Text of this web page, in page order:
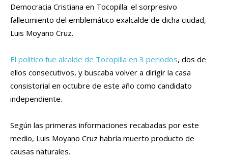
Democracia Cristiana en Tocopilla: el sorpresivo
fallecimiento del emblemático exalcalde de dicha ciudad,
Luis Moyano Cruz.
El político fue alcalde de Tocopilla en 3 periodos, dos de
ellos consecutivos, y buscaba volver a dirigir la casa
consistorial en octubre de este año como candidato
independiente.
Según las primeras informaciones recabadas por este
medio, Luis Moyano Cruz habría muerto producto de
causas naturales.